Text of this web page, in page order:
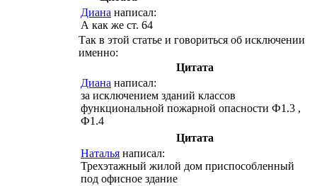
Диана написал:
А как же ст. 64
Так в этой статье и говориться об исключении
именно:
Цитата
Диана написал:
за исключением зданий классов
функциональной пожарной опасности Ф1.3 ,
Ф1.4
Цитата
Наталья написал:
Трехэтажный жилой дом приспособленный
под офисное здание